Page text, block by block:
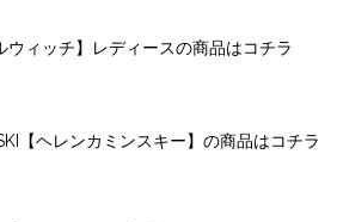
ウィッチ】レディースの商品はコチラ
【ヘレンカミンスキー】の商品はコチラ